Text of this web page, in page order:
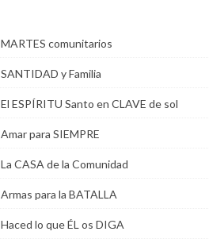
MARTES comunitarios
SANTIDAD y Familia
El ESPÍRITU Santo en CLAVE de sol
Amar para SIEMPRE
La CASA de la Comunidad
Armas para la BATALLA
Haced lo que ÉL os DIGA